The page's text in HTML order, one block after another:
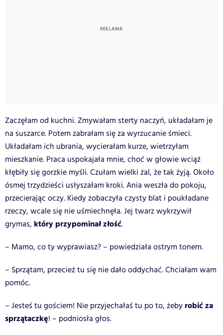
Zaczęłam od kuchni. Zmywałam sterty naczyń, układałam je
na suszarce. Potem zabrałam się za wyrzucanie śmieci.
Układałam ich ubrania, wycierałam kurze, wietrzyłam
mieszkanie. Praca uspokajała mnie, choć w głowie wciąż
kłębiły się gorzkie myśli. Czułam wielki żal, że tak żyją. Około
ósmej trzydzieści usłyszałam kroki. Ania weszła do pokoju,
przecierając oczy. Kiedy zobaczyła czysty blat i poukładane
rzeczy, wcale się nie uśmiechnęła. Jej twarz wykrzywił
grymas, który przypominał złość.
– Mamo, co ty wyprawiasz? – powiedziała ostrym tonem.
– Sprzątam, przecież tu się nie dało oddychać. Chciałam wam
pomóc.
– Jesteś tu gościem! Nie przyjechałaś tu po to, żeby robić za
sprzątaczkę! – podniosła głos.